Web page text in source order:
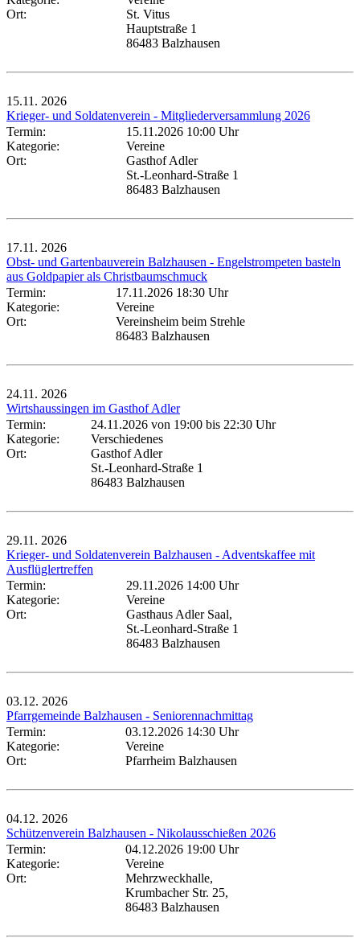
Ort:
St. Vitus
Hauptstraße 1
86483 Balzhausen
15.11. 2026
Krieger- und Soldatenverein - Mitgliederversammlung 2026
Termin:
15.11.2026 10:00 Uhr
Kategorie:
Vereine
Ort:
Gasthof Adler
St.-Leonhard-Straße 1
86483 Balzhausen
17.11. 2026
Obst- und Gartenbauverein Balzhausen - Engelstrompeten basteln
aus Goldpapier als Christbaumschmuck
Termin:
17.11.2026 18:30 Uhr
Kategorie:
Vereine
Ort:
Vereinsheim beim Strehle
86483 Balzhausen
24.11. 2026
Wirtshaussingen im Gasthof Adler
Termin:
24.11.2026 von 19:00 bis 22:30 Uhr
Kategorie:
Verschiedenes
Ort:
Gasthof Adler
St.-Leonhard-Straße 1
86483 Balzhausen
29.11. 2026
Krieger- und Soldatenverein Balzhausen - Adventskaffee mit
Ausflüglertreffen
Termin:
29.11.2026 14:00 Uhr
Kategorie:
Vereine
Ort:
Gasthaus Adler Saal,
St.-Leonhard-Straße 1
86483 Balzhausen
03.12. 2026
Pfarrgemeinde Balzhausen - Seniorennachmittag
Termin:
03.12.2026 14:30 Uhr
Kategorie:
Vereine
Ort:
Pfarrheim Balzhausen
04.12. 2026
Schützenverein Balzhausen - Nikolausschießen 2026
Termin:
04.12.2026 19:00 Uhr
Kategorie:
Vereine
Ort:
Mehrzweckhalle,
Krumbacher Str. 25,
86483 Balzhausen